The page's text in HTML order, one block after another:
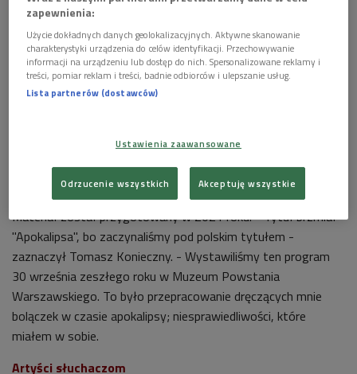
wybitnego bas-barytona Tomasza Koniecznego.
druga, po stanowiącym wstęp "Złocie Renu", część dramatu
muzycznego "Pierścień Nibelunga" w trzech aktach.
Premierowo w Operze Bałtyckiej
najbliższym czasie. W sobotę 12 marca, w samo południe
Tomasz Konieczny zaprezentuje w Operze Bałtyckiej swoją
najnowszą płytę "Apocalypse".
Materiał został przygotowany w 2021 roku. - Tytuł brzmiał
"Apokalipsa", bo zaczynaliśmy pod polskim tytułem -
zaznaczył Tomasz Konieczny. - Wystawiliśmy ten program
30 września zeszłego roku w Muzeum Powstania
Warszawskiego. To było przepracowanie dręczących mnie
bolączek w czasie apokalipsy; niesprawiedliwości, które
miałem w sobie.
Artyści słuchaczom
zapewnienia:
Użycie dokładnych danych geolokalizacyjnych. Aktywne skanowanie
charakterystyki urządzenia do celów identyfikacji. Przechowywanie
informacji na urządzeniu lub dostęp do nich. Spersonalizowane reklamy i
treści, pomiar reklam i treści, badnie odbiorców i ulepszanie usług.
Lista partnerów (dostawców)
Ustawienia zaawansowane
Odrzucenie wszystkich Akceptuję wszystkie